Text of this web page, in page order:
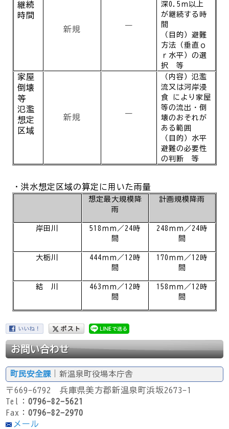
継続
時間
新規
ー
深0.5ｍ以上
が継続する時
間
（目的）避難
方法（垂直ｏ
ｒ水平）の選
択
等
家屋
倒壊
等
氾濫
想定
区域
新規 ー
（内容）氾濫
流又は河岸浸
食 により家屋
等の流出・倒
壊のおそれが
ある範囲
（目的）水平
避難の必要性
の判断 等
・洪水想定区域の算定に用いた雨量
想定最大規模降
雨
計画規模降雨
岸田川
518ｍｍ／24時
間
248ｍｍ／24時
間
大栃川
444ｍｍ／12時
間
170ｍｍ／12時
間
結 川
463ｍｍ／12時
間
158ｍｍ／12時
間
お問い合わせ
町民安全課 ｜新温泉町役場本庁舎
〒669-6792 兵庫県美方郡新温泉町浜坂2673-1
Tel：0796-82-5621
Fax：0796-82-2970
メール